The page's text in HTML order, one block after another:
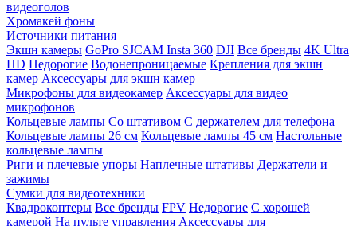
видеоголов
Хромакей фоны
Источники питания
Экшн камеры GoPro SJCAM Insta 360 DJI Все бренды 4K Ultra
HD Недорогие Водонепроницаемые Крепления для экшн
камер Аксессуары для экшн камер
Микрофоны для видеокамер Аксессуары для видео
микрофонов
Кольцевые лампы Со штативом C держателем для телефона
Кольцевые лампы 26 см Кольцевые лампы 45 см Настольные
кольцевые лампы
Риги и плечевые упоры Наплечные штативы Держатели и
зажимы
Сумки для видеотехники
Квадрокоптеры Все бренды FPV Недорогие С хорошей
камерой На пульте управления Аксессуары для